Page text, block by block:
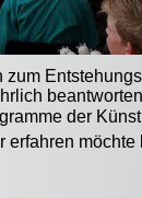
der
möchte